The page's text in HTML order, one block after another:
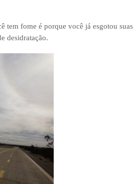
tem fome é porque você já esgotou suas
desidratação.